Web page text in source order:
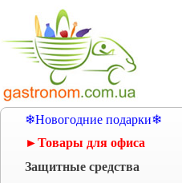
❄Новогодние подарки❄
►Товары для офиса
Защитные средства